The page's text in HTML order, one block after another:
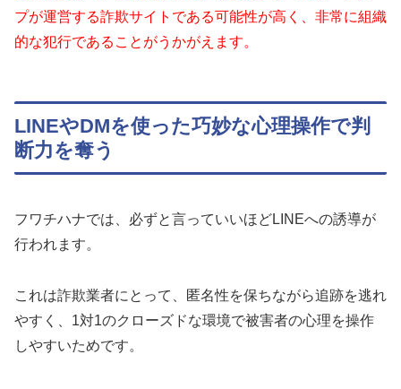
プが運営する詐欺サイトである可能性が高く、非常に組織
的な犯行であることがうかがえます。
LINEやDMを使った巧妙な心理操作で判
断力を奪う
フワチハナでは、必ずと言っていいほどLINEへの誘導が
行われます。
これは詐欺業者にとって、匿名性を保ちながら追跡を逃れ
やすく、1対1のクローズドな環境で被害者の心理を操作
しやすいためです。